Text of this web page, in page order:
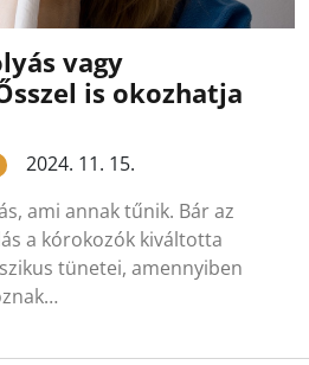
vagy
is okozhatja
2024. 11. 15.
ami annak tűnik. Bár az
a kórokozók kiváltotta
tünetei, amennyiben